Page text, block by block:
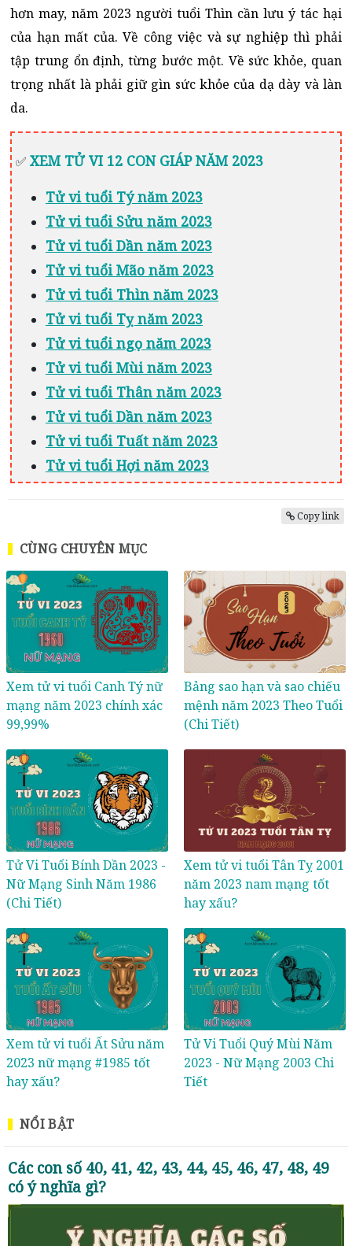
hơn may, năm 2023 người tuổi Thìn cần lưu ý tác hại
của hạn mất của. Về công việc và sự nghiệp thì phải
tập trung ổn định, từng bước một. Về sức khỏe, quan
trọng nhất là phải giữ gìn sức khỏe của dạ dày và làn
da.
✅ XEM TỬ VI 12 CON GIÁP NĂM 2023
Tử vi tuổi Tý năm 2023
Tử vi tuổi Sửu năm 2023
Tử vi tuổi Dần năm 2023
Tử vi tuổi Mão năm 2023
Tử vi tuổi Thìn năm 2023
Tử vi tuổi Tỵ năm 2023
Tử vi tuổi ngọ năm 2023
Tử vi tuổi Mùi năm 2023
Tử vi tuổi Thân năm 2023
Tử vi tuổi Dần năm 2023
Tử vi tuổi Tuất năm 2023
Tử vi tuổi Hợi năm 2023
Copy link
CÙNG CHUYÊN MỤC
Xem tử vi tuổi Canh Tý nữ
mạng năm 2023 chính xác
99,99%
Bảng sao hạn và sao chiếu
mệnh năm 2023 Theo Tuổi
(Chi Tiết)
Tử Vi Tuổi Bính Dần 2023 -
Nữ Mạng Sinh Năm 1986
(Chi Tiết)
Xem tử vi tuổi Tân Tỵ 2001
năm 2023 nam mạng tốt
hay xấu?
Xem tử vi tuổi Ất Sửu năm
2023 nữ mạng #1985 tốt
hay xấu?
Tử Vi Tuổi Quý Mùi Năm
2023 - Nữ Mạng 2003 Chi
Tiết
NỔI BẬT
Các con số 40, 41, 42, 43, 44, 45, 46, 47, 48, 49
có ý nghĩa gì?